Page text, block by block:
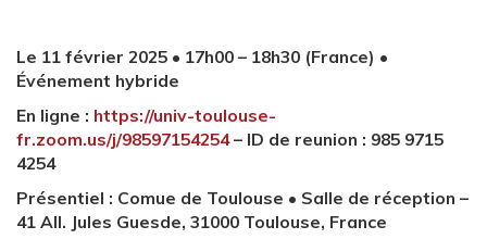
Le 11 février 2025 • 17h00 – 18h30 (France) •
Événement hybride
En ligne : https://univ-toulouse-
fr.zoom.us/j/98597154254– ID de reunion : 985 9715
4254
Présentiel : Comue de Toulouse • Salle de réception –
41 All. Jules Guesde, 31000 Toulouse, France